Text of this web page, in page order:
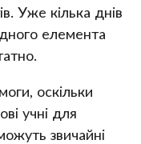
Уже кілька днів
елемента
оскільки
учні для
звичайні